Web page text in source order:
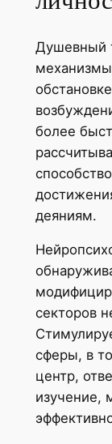
Душевный
более
деяниям.
секторов
сферы, в
центр,
изучение,